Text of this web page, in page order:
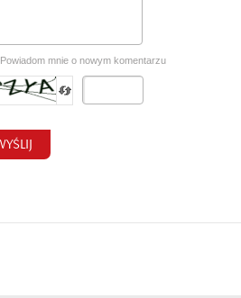
Powiadom mnie o nowym komentarzu